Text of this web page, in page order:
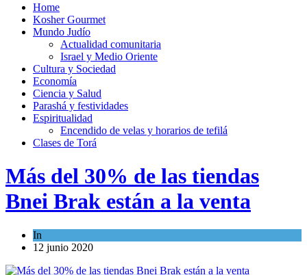
Home
Kosher Gourmet
Mundo Judío
Actualidad comunitaria
Israel y Medio Oriente
Cultura y Sociedad
Economía
Ciencia y Salud
Parashá y festividades
Espiritualidad
Encendido de velas y horarios de tefilá
Clases de Torá
Más del 30% de las tiendas
Bnei Brak están a la venta
In
12 junio 2020